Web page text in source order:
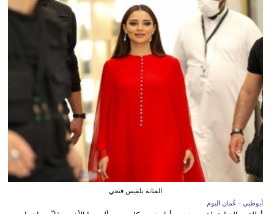
الفنانة بلقيس فتحي
أبوظبي - عُمان اليوم